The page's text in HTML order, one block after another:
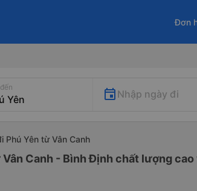
Đơn
Nhập ngày đi
Phú Yên từ Vân Canh
Canh - Bình Định chất lượng